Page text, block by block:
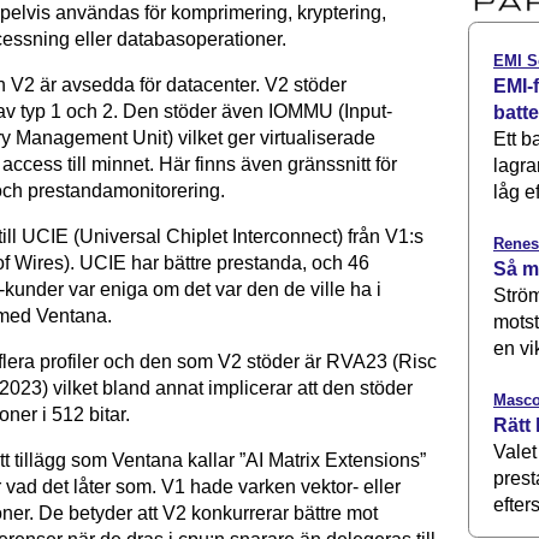
användas för komprimering, kryptering,
eller databasoperationer.
V2 är avsedda för datacenter. V2 stöder
typ 1 och 2. Den stöder även IOMMU (Input-
Management Unit) vilket ger virtualiserade
till minnet. Här finns även gränssnitt för
prestandamonitorering.
UCIE (Universal Chiplet Interconnect) från V1:s
Wires). UCIE har bättre prestanda, och 46
var eniga om det var den de ville ha i
Ventana.
profiler och den som V2 stöder är RVA23 (Risc
vilket bland annat implicerar att den stöder
i 512 bitar.
tillägg som Ventana kallar ”AI Matrix Extensions”
det låter som. V1 hade varken vektor- eller
De betyder att V2 konkurrerar bättre mot
EMI
Ett
låg
Så
en
Rätt